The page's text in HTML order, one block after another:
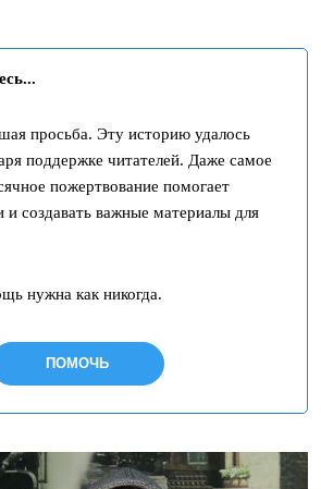
просьба. Эту историю удалось
поддержке читателей. Даже самое
пожертвование помогает
и создавать важные материалы для
нужна как никогда.
ПОМОЧЬ